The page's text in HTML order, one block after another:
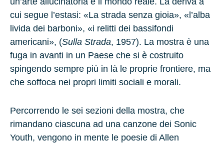
cui segue l’estasi: «La strada senza gioia», «l’alba
livida dei barboni», «i relitti dei bassifondi
americani», (Sulla Strada, 1957). La mostra è una
fuga in avanti in un Paese che si è costruito
spingendo sempre più in là le proprie frontiere, ma
che soffoca nei propri limiti sociali e morali.
Percorrendo le sei sezioni della mostra, che
rimandano ciascuna ad una canzone dei Sonic
Youth, vengono in mente le poesie di Allen